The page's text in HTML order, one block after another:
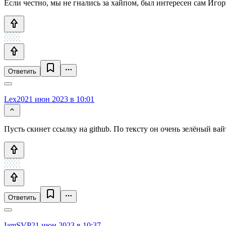
Если честно, мы не гнались за хайпом, был интересен сам
Ответить
Lex2021 июн 2023 в 10:01
Пусть скинет ссылку на github. По тексту он очень зелёный
Ответить